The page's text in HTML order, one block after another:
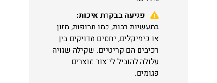
פגיעה בבקרת איכות:
בתעשיות רבות, כמו תרופות, מזון
או כימיקלים, יחסים מדויקים בין
רכיבים הם קריטיים. שקילה שגויה
עלולה להוביל לייצור מוצרים
פגומים.